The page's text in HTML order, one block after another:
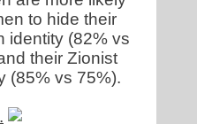
to hide their
identity (82% vs
their Zionist
(85% vs 75%).